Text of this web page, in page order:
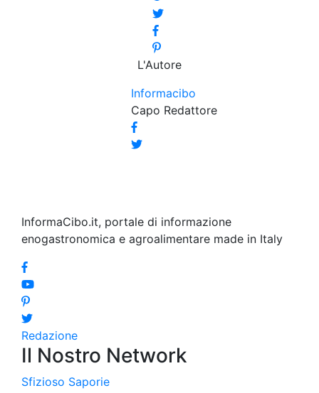
L'Autore
Informacibo
Capo Redattore
InformaCibo.it, portale di informazione
enogastronomica e agroalimentare made in Italy
Redazione
Il Nostro Network
Sfizioso Saporie